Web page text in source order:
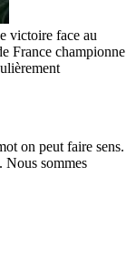
victoire face au
France championne
on peut faire sens.
Nous sommes